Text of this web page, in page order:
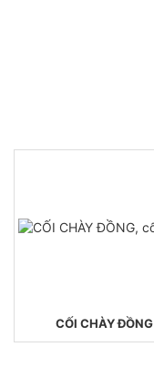
CỐI CHÀY ĐỒNG